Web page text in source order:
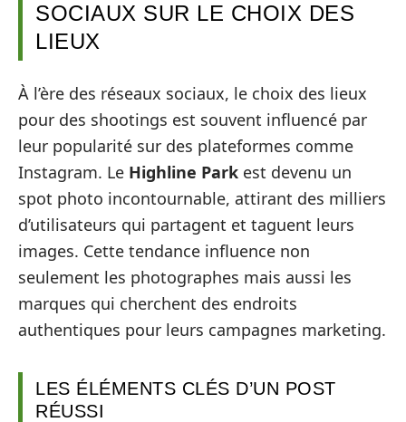
SOCIAUX SUR LE CHOIX DES
LIEUX
À l’ère des réseaux sociaux, le choix des lieux
pour des shootings est souvent influencé par
leur popularité sur des plateformes comme
Instagram. Le Highline Park est devenu un
spot photo incontournable, attirant des milliers
d’utilisateurs qui partagent et taguent leurs
images. Cette tendance influence non
seulement les photographes mais aussi les
marques qui cherchent des endroits
authentiques pour leurs campagnes marketing.
LES ÉLÉMENTS CLÉS D’UN POST
RÉUSSI